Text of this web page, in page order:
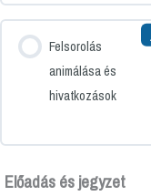
Felsorolás
animálása és
hivatkozások
Előadás és jegyzet